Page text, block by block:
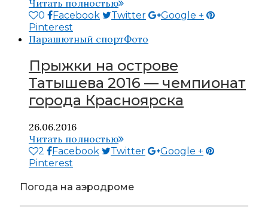
Читать полностью
0 Facebook Twitter
Google +
Pinterest
Парашютный спортФото
Прыжки на острове
Татышева 2016 — чемпионат
города Красноярска
26.06.2016
Читать полностью
2 Facebook Twitter
Google +
Pinterest
Погода на аэродроме